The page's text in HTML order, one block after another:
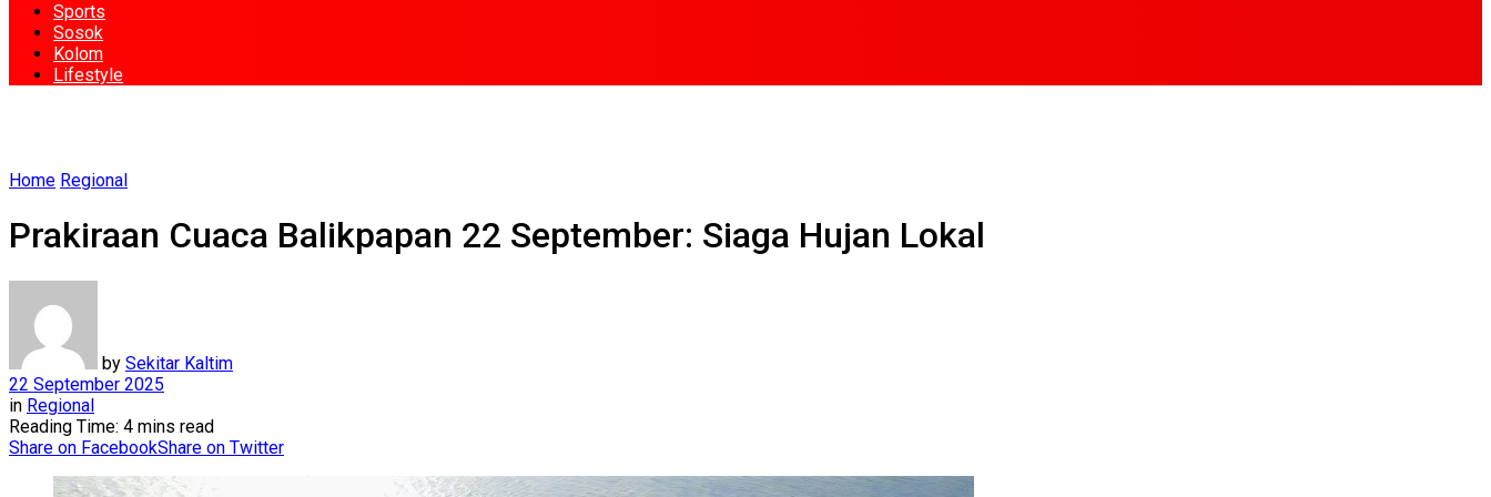
Sports
Sosok
Kolom
Lifestyle
Home Regional
Prakiraan Cuaca Balikpapan 22 September: Siaga Hujan Lokal
by Sekitar Kaltim
22 September 2025
in Regional
Reading Time: 4 mins read
Share on FacebookShare on Twitter